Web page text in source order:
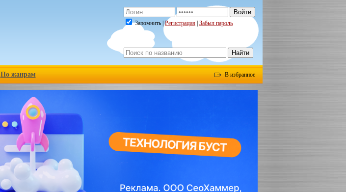
Запомнить |Регистрация Забыл пароль
По жанрам В избранное